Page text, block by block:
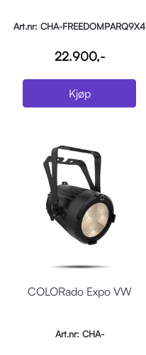
Art.nr: CHA-FREEDOMPARQ9X4
22.900,-
Kjøp
COLORado Expo VW
Art.nr: CHA-